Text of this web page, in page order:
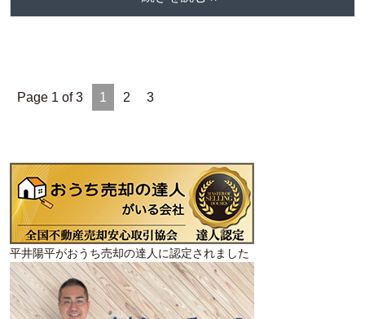
Page 1 of 3 1 2 3
平井陽平がおうち売却の達人に認定されました